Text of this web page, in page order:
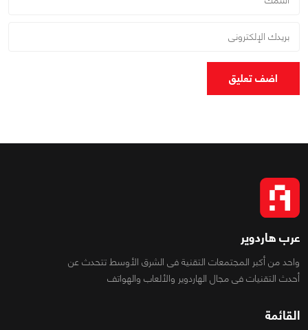
اضف تعليق
عرب هاردوير
واحد من أكبر المجتمعات التقنية فى الشرق الأوسط تتحدث عن
أحدث التقنيات فى مجال الهاردوير والألعاب والهواتف
القائمة